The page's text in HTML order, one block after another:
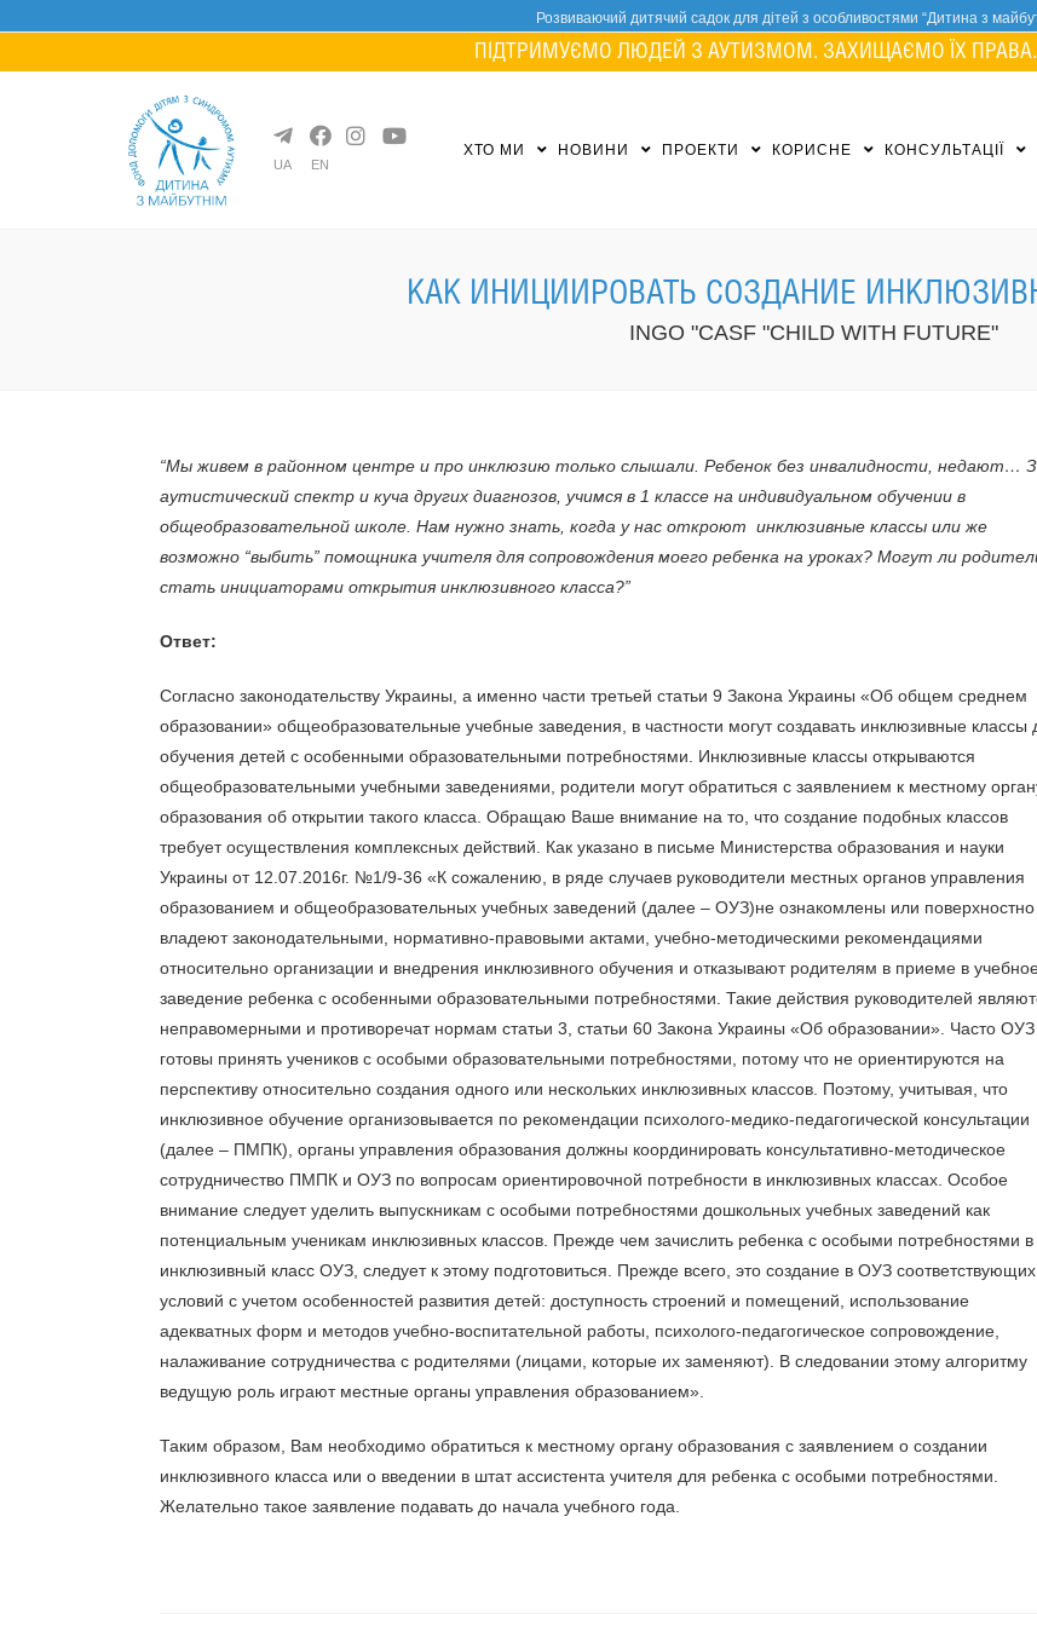
content
Розвиваючий дитячий садок для дітей з особливостями “Дитина з
ПІДТРИМУЄМО ЛЮДЕЙ З АУТИЗМОМ. ЗАХИЩАЄМО ЇХ
UA EN
ХТО МИ НОВИНИ ПРОЕКТИ КОРИСНЕ КОНСУЛЬТАЦІЇ
КАК ИНИЦИИРОВАТЬ СОЗДАНИЕ
INGO "CASF "CHILD WITH FUTURE"
“Мы живем в районном центре и про инклюзию только слышали. Ребенок без инвалидности, недают…
аутистический спектр и куча других диагнозов, учимся в 1 классе на индивидуальном обучении в
общеобразовательной школе. Нам нужно знать, когда у нас откроют инклюзивные классы или же
возможно “выбить” помощника учителя для сопровождения моего ребенка на уроках? Могут ли
стать инициаторами открытия инклюзивного класса?”
Ответ:
Согласно законодательству Украины, а именно части третьей статьи 9 Закона Украины «Об общем среднем
образовании» общеобразовательные учебные заведения, в частности могут создавать инклюзивные классы
обучения детей с особенными образовательными потребностями. Инклюзивные классы открываются
общеобразовательными учебными заведениями, родители могут обратиться с заявлением к местному
образования об открытии такого класса. Обращаю Ваше внимание на то, что создание подобных классов
требует осуществления комплексных действий. Как указано в письме Министерства образования и науки
Украины от 12.07.2016г. №1/9-36 «К сожалению, в ряде случаев руководители местных органов управления
образованием и общеобразовательных учебных заведений (далее – ОУЗ)не ознакомлены или поверхностно
владеют законодательными, нормативно-правовыми актами, учебно-методическими рекомендациями
относительно организации и внедрения инклюзивного обучения и отказывают родителям в приеме в
заведение ребенка с особенными образовательными потребностями. Такие действия руководителей
неправомерными и противоречат нормам статьи 3, статьи 60 Закона Украины «Об образовании». Часто
готовы принять учеников с особыми образовательными потребностями, потому что не ориентируются на
перспективу относительно создания одного или нескольких инклюзивных классов. Поэтому, учитывая, что
инклюзивное обучение организовывается по рекомендации психолого-медико-педагогической консультации
(далее – ПМПК), органы управления образования должны координировать консультативно-методическое
сотрудничество ПМПК и ОУЗ по вопросам ориентировочной потребности в инклюзивных классах. Особое
внимание следует уделить выпускникам с особыми потребностями дошкольных учебных заведений как
потенциальным ученикам инклюзивных классов. Прежде чем зачислить ребенка с особыми потребностями в
инклюзивный класc ОУЗ, следует к этому подготовиться. Прежде всего, это создание в ОУЗ соответствующих
условий с учетом особенностей развития детей: доступность строений и помещений, использование
адекватных форм и методов учебно-воспитательной работы, психолого-педагогическое сопровождение,
налаживание сотрудничества с родителями (лицами, которые их заменяют). В следовании этому алгоритму
ведущую роль играют местные органы управления образованием».
Таким образом, Вам необходимо обратиться к местному органу образования с заявлением о создании
инклюзивного класса или о введении в штат ассистента учителя для ребенка с особыми потребностями.
Желательно такое заявление подавать до начала учебного года.